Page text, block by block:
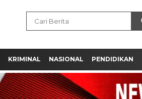
KRIMINAL NASIONAL PENDIDIKAN